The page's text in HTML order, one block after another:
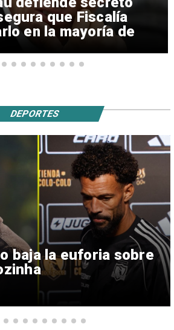
que Fiscalía
en la mayoría de
baja la euforia sobre
DEPORTES